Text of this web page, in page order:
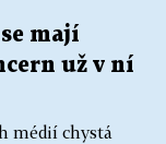
mají
už v ní
médií chystá